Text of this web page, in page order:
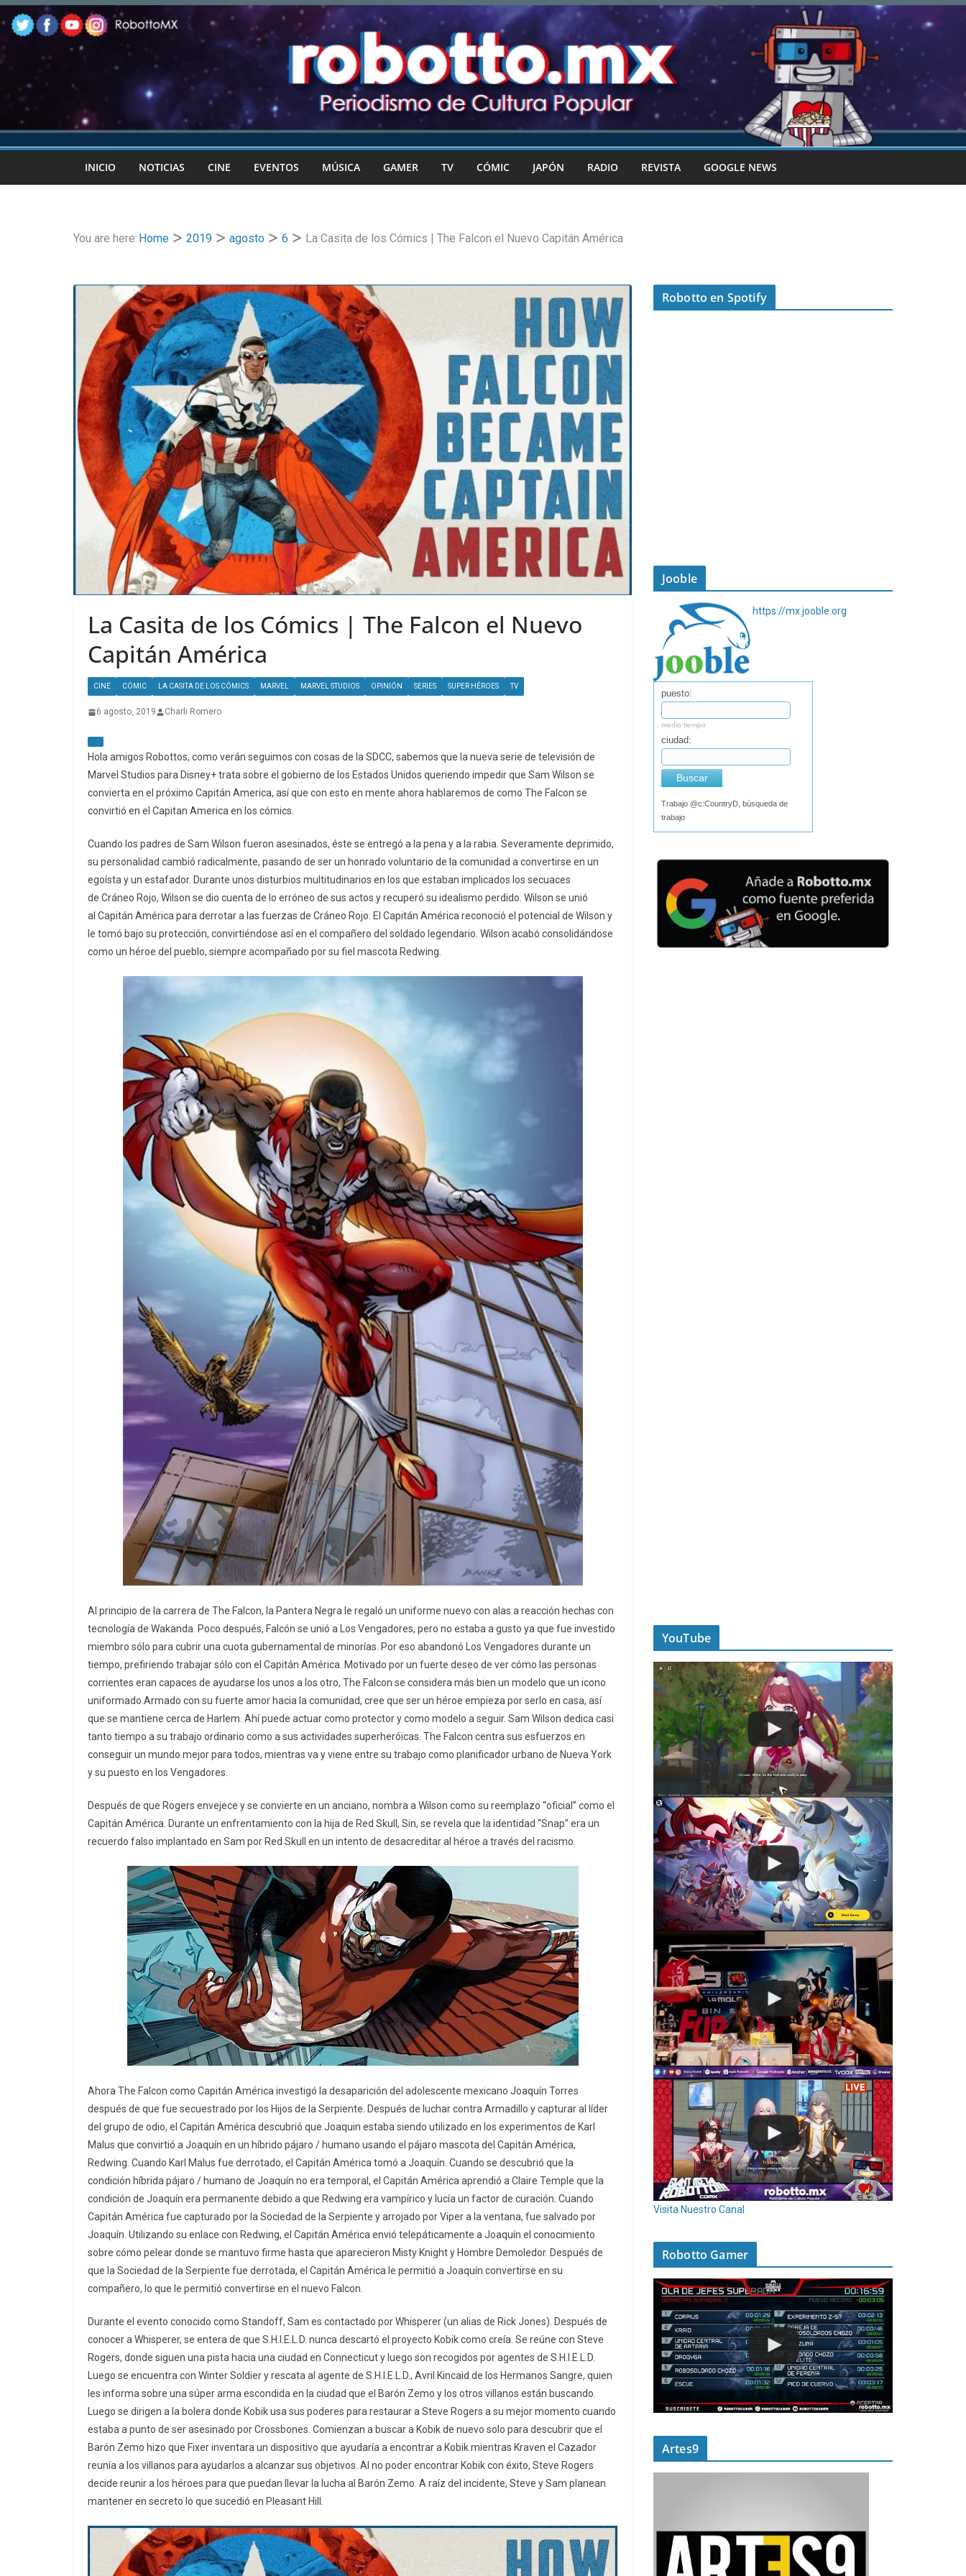
Skip
to
content
INICIO NOTICIAS CINE EVENTOS MÚSICA GAMER TV CÓMIC JAPÓN RADIO REVISTA GOOGLE NEWS
You are here: Home 2019 agosto 6 La Casita de los Cómics | The Falcon el Nuevo Capitán América
La Casita de los Cómics | The Falcon el Nuevo
Capitán América
CINE CÓMIC LA CASITA DE LOS CÓMICS MARVEL MARVEL STUDIOS OPINIÓN SERIES SUPER HÉROES TV
6 agosto, 2019 Charli Romero
Hola amigos Robottos, como verán seguimos con cosas de la SDCC, sabemos que la nueva serie de televisión de
Marvel Studios para Disney+ trata sobre el gobierno de los Estados Unidos queriendo impedir que Sam Wilson se
convierta en el próximo Capitán America, así que con esto en mente ahora hablaremos de como The Falcon se
convirtió en el Capitan America en los cómics.
Cuando los padres de Sam Wilson fueron asesinados, éste se entregó a la pena y a la rabia. Severamente deprimido,
su personalidad cambió radicalmente, pasando de ser un honrado voluntario de la comunidad a convertirse en un
egoísta y un estafador. Durante unos disturbios multitudinarios en los que estaban implicados los secuaces
de Cráneo Rojo, Wilson se dio cuenta de lo erróneo de sus actos y recuperó su idealismo perdido. Wilson se unió
al Capitán América para derrotar a las fuerzas de Cráneo Rojo. El Capitán América reconoció el potencial de Wilson y
le tomó bajo su protección, convirtiéndose así en el compañero del soldado legendario. Wilson acabó consolidándose
como un héroe del pueblo, siempre acompañado por su fiel mascota Redwing.
Al principio de la carrera de The Falcon, la Pantera Negra le regaló un uniforme nuevo con alas a reacción hechas con
tecnología de Wakanda. Poco después, Falcón se unió a Los Vengadores, pero no estaba a gusto ya que fue investido
miembro sólo para cubrir una cuota gubernamental de minorías. Por eso abandonó Los Vengadores durante un
tiempo, prefiriendo trabajar sólo con el Capitán América. Motivado por un fuerte deseo de ver cómo las personas
corrientes eran capaces de ayudarse los unos a los otro, The Falcon se considera más bien un modelo que un icono
uniformado.Armado con su fuerte amor hacia la comunidad, cree que ser un héroe empieza por serlo en casa, así
que se mantiene cerca de Harlem. Ahí puede actuar como protector y como modelo a seguir. Sam Wilson dedica casi
tanto tiempo a su trabajo ordinario como a sus actividades superheróicas. The Falcon centra sus esfuerzos en
conseguir un mundo mejor para todos, mientras va y viene entre su trabajo como planificador urbano de Nueva York
y su puesto en los Vengadores.
Después de que Rogers envejece y se convierte en un anciano, nombra a Wilson como su reemplazo “oficial” como el
Capitán América. ​Durante un enfrentamiento con la hija de Red Skull, Sin, se revela que la identidad “Snap” era un
recuerdo falso implantado en Sam por Red Skull en un intento de desacreditar al héroe a través del racismo.
Ahora The Falcon como Capitán América investigó la desaparición del adolescente mexicano Joaquín Torres
después de que fue secuestrado por los Hijos de la Serpiente. ​Después de luchar contra Armadillo y capturar al líder
del grupo de odio, ​el Capitán América descubrió que Joaquin estaba siendo utilizado en los experimentos de Karl
Malus que convirtió a Joaquín en un híbrido pájaro / humano usando el pájaro mascota del Capitán América,
Redwing. Cuando Karl Malus fue derrotado, el Capitán América tomó a Joaquín. Cuando se descubrió que la
condición híbrida pájaro / humano de Joaquín no era temporal, el Capitán América aprendió a Claire Temple que la
condición de Joaquín era permanente debido a que Redwing era vampírico y lucía un factor de curación. ​Cuando
Capitán América fue capturado por la Sociedad de la Serpiente y arrojado por Viper a la ventana, fue salvado por
Joaquín. ​Utilizando su enlace con Redwing, el Capitán América envió telepáticamente a Joaquín el conocimiento
sobre cómo pelear donde se mantuvo firme hasta que aparecieron Misty Knight y Hombre Demoledor. Después de
que la Sociedad de la Serpiente fue derrotada, el Capitán América le permitió a Joaquín convertirse en su
compañero, lo que le permitió convertirse en el nuevo Falcon.
Durante el evento conocido como Standoff, Sam es contactado por Whisperer (un alias de Rick Jones). Después de
conocer a Whisperer, se entera de que S.H.I.E.L.D. nunca descartó el proyecto Kobik como creía. Se reúne con Steve
Rogers, donde siguen una pista hacia una ciudad en Connecticut y luego son recogidos por agentes de S.H.I.E.L.D. ​
Luego se encuentra con Winter Soldier y rescata al agente de S.H.I.E.L.D., Avril Kincaid de los Hermanos Sangre, quien
les informa sobre una súper arma escondida en la ciudad que el Barón Zemo y los otros villanos están buscando.
Luego se dirigen a la bolera donde Kobik usa sus poderes para restaurar a Steve Rogers a su mejor momento cuando
estaba a punto de ser asesinado por Crossbones. Comienzan a buscar a Kobik de nuevo solo para descubrir que el
Barón Zemo hizo que Fixer inventara un dispositivo que ayudaría a encontrar a Kobik mientras Kraven el Cazador
reunía a los villanos para ayudarlos a alcanzar sus objetivos. Al no poder encontrar Kobik con éxito, Steve Rogers
decide reunir a los héroes para que puedan llevar la lucha al Barón Zemo. ​A raíz del incidente, Steve y Sam planean
mantener en secreto lo que sucedió en Pleasant Hill.
Robotto en Spotify
Jooble
https://mx.jooble.org
puesto:
medio tiempo
ciudad:
Buscar
Trabajo @c:CountryD, búsqueda de
trabajo
YouTube
Visita Nuestro Canal
Robotto Gamer
Artes9